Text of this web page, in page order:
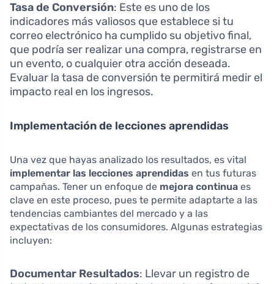
Tasa de Conversión: Este es uno de los
indicadores más valiosos que establece si tu
correo electrónico ha cumplido su objetivo final,
que podría ser realizar una compra, registrarse en
un evento, o cualquier otra acción deseada.
Evaluar la tasa de conversión te permitirá medir el
impacto real en los ingresos.
Implementación de lecciones aprendidas
Una vez que hayas analizado los resultados, es vital
implementar las lecciones aprendidas en tus futuras
campañas. Tener un enfoque de mejora continua es
clave en este proceso, pues te permite adaptarte a las
tendencias cambiantes del mercado y a las
expectativas de los consumidores. Algunas estrategias
incluyen:
Documentar Resultados: Llevar un registro de